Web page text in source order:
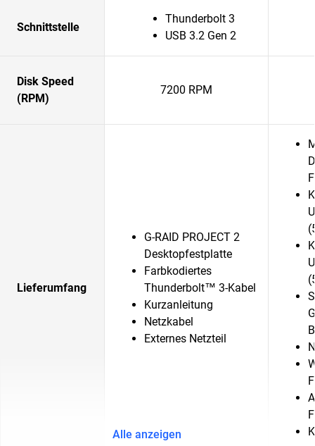
Schnittstelle
Thunderbolt 3
USB 3.2 Gen 2
Disk Speed
(RPM)
7200 RPM
Lieferumfang
G-RAID PROJECT 2
Desktopfestplatte
Farbkodiertes
Thunderbolt™ 3-Kabel
Kurzanleitung
Netzkabel
Externes Netzteil
Alle anzeigen